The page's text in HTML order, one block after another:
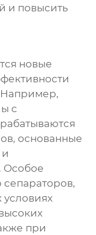
и повысить
новые
Например,
с
основанные
Особое
условиях
при